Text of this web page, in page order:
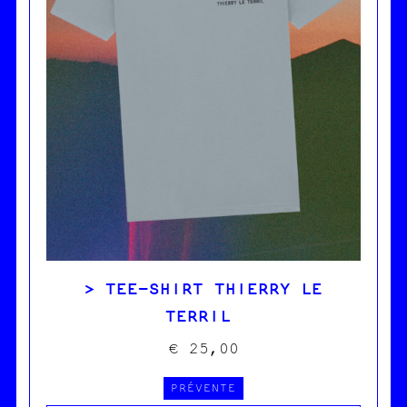
TEE-SHIRT THIERRY LE
TERRIL
€ 25,00
PRÉVENTE